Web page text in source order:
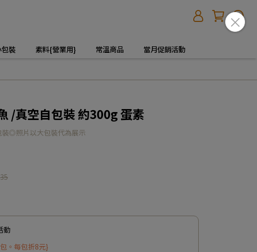
裝 素料{營業用} 常溫商品 當月促銷活動
/真空自包裝 約300g 蛋素
◎照片以大包裝代為展示
動
。每包折8元}